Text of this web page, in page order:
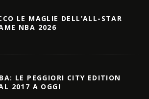
LE MAGLIE DELL’ALL-STAR
NBA 2026
LE PEGGIORI CITY EDITION
2017 A OGGI